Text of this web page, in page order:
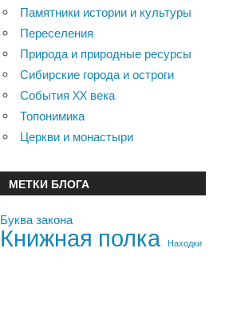
Памятники истории и культуры
Переселения
Природа и природные ресурсы
Сибирские города и остроги
События XX века
Топонимика
Церкви и монастыри
МЕТКИ БЛОГА
Буква закона
Книжная полка Находки